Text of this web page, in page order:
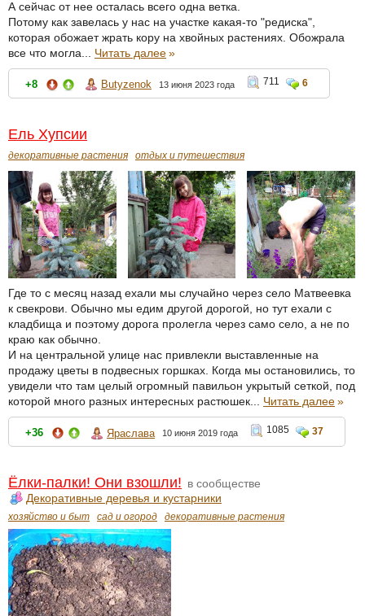
А сейчас от нее осталась всего одна ветка.
Потому как завелась у нас на участке какая-то "редиска",
которая обожает жрать кору на хвойных растениях. Обожрала
все что могла... Читать далее»
+8 Butyzenok 13 июня 2023 года 711 6
Ель Хупсии
декоративные растения отдых и путешествия
Где то с месяц назад ехали мы случайно через село Матвеевка
к свекрови. Обычно мы едим другой дорогой, но тут ехали с
кладбища и поэтому дорога пролегла через само село, а не по
краю как обычно.
И на центральной улице нас привлекли выставленные на
продажу цветы в подвесных горшках. Когда мы остановились, то
увидели что там целый огромный павильон укрытый сеткой, под
которой много разных интересных растюшек... Читать далее»
+36 Яраслава 10 июня 2019 года 1085 37
Ёлки-палки! Они взошли! в сообществе
Декоративные деревья и кустарники
хозяйство и быт сад и огород декоративные растения